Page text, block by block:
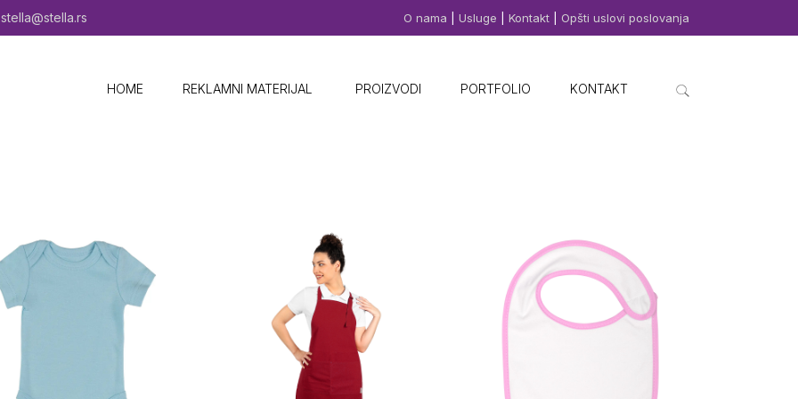
O nama Usluge Kontakt Opšti uslovi poslovanja
HOME REKLAMNI MATERIJAL ​ PROIZVODI PORTFOLIO KONTAKT